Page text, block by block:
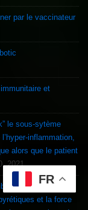
par le vaccinateur
et
le sous-sytème
inflammation,
alors que le patient
2021
et inhibés par le
et la force
FR